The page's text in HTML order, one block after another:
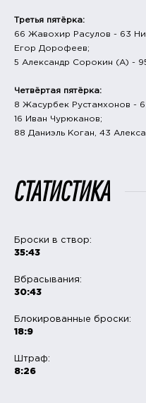
Третья пятёрка:
66 Жавохир Расулов - 63
Егор Дорофеев;
5 Александр Сорокин (А) -
Четвёртая пятёрка:
8 Жасурбек Рустамхонов -
16 Иван Чурюканов;
88 Даниэль Коган, 43
СТАТИСТИКА
Броски в створ:
35:43
Вбрасывания:
30:43
Блокированные броски:
18:9
Штраф:
8:26